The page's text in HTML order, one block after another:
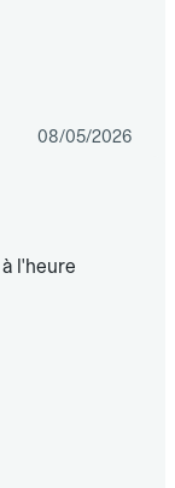
08/05/2026
l'heure